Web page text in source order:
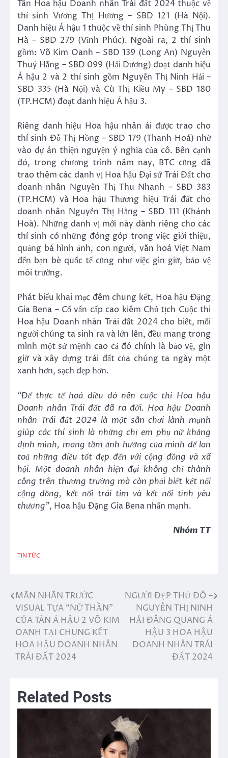
Tân Hoa hậu Doanh nhân Trái đất 2024 thuộc về
thí sinh Vương Thị Hương – SBD 121 (Hà Nội).
Danh hiệu Á hậu 1 thuộc về thí sinh Phùng Thị Thu
Hà – SBD 279 (Vĩnh Phúc). Ngoài ra, 2 thí sinh
gồm: Võ Kim Oanh – SBD 139 (Long An) Nguyễn
Thuý Hằng – SBD 099 (Hải Dương) đoạt danh hiệu
Á hậu 2 và 2 thí sinh gồm Nguyễn Thị Ninh Hải –
SBD 335 (Hà Nội) và Cù Thị Kiều My – SBD 180
(TP.HCM) đoạt danh hiệu Á hậu 3.
Riêng danh hiệu Hoa hậu nhân ái được trao cho
thí sinh Đỗ Thị Hồng – SBD 179 (Thanh Hoá) nhờ
vào dự án thiện nguyện ý nghĩa của cô. Bên cạnh
đó, trong chương trình năm nay, BTC cũng đã
trao thêm các danh vị Hoa hậu Đại sứ Trái Đất cho
doanh nhân Nguyễn Thị Thu Nhanh – SBD 383
(TP.HCM) và Hoa hậu Thương hiệu Trái đất cho
doanh nhân Nguyễn Thị Hằng – SBD 111 (Khánh
Hoà). Những danh vị mới này dành riêng cho các
thí sinh có những đóng góp trong việc giới thiệu,
quảng bá hình ảnh, con người, văn hoá Việt Nam
đến bạn bè quốc tế cũng như việc gìn giữ, bảo vệ
môi trường.
Phát biểu khai mạc đêm chung kết, Hoa hậu Đặng
Gia Bena – Cố vấn cấp cao kiêm Chủ tịch Cuộc thi
Hoa hậu Doanh nhân Trái đất 2024 cho biết, mỗi
người chúng ta sinh ra và lớn lên, đều mang trong
mình một sứ mệnh cao cả đó chính là bảo vệ, gìn
giữ và xây dựng trái đất của chúng ta ngày một
xanh hơn, sạch đẹp hơn.
“Để thực tế hoá điều đó nên cuộc thi Hoa hậu
Doanh nhân Trái đất đã ra đời. Hoa hậu Doanh
nhân Trái đất 2024 là một sân chơi lành mạnh
giúp các thí sinh là nhữngchị em phụ nữ khẳng
định mình, mang tầm ảnh hưởng của mình để lan
toả những điều tốt đẹp đến với cộng đồng và xã
hội. Một doanh nhân hiện đại không chỉ thành
công trên thương trường mà còn phải biết kết nối
cộng đồng, kết nối trái tim và kết nối tình yêu
thương”, Hoa hậu Đặng Gia Bena nhấn mạnh.
Nhóm TT
TIN TỨC
Điều
hướng
bài
viết
MÃN NHÃN TRƯỚC
VISUAL TỰA “NỮ THẦN”
CỦA TÂN Á HẬU 2 VÕ KIM
OANH TẠI CHUNG KẾT
HOA HẬU DOANH NHÂN
TRÁI ĐẤT 2024
NGƯỜI ĐẸP THỦ ĐÔ –
NGUYỄN THỊ NINH
HẢI ĐĂNG QUANG Á
HẬU 3 HOA HẬU
DOANH NHÂN TRÁI
ĐẤT 2024
Related Posts